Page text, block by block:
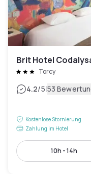
Brit Hotel
Torcy
4.2/5|53
Kostenlose Stornierung
Zahlung im Hotel
10h - 14h